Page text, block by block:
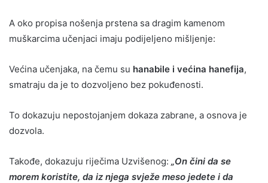
A oko propisa nošenja prstena sa dragim kamenom
muškarcima učenjaci imaju podijeljeno mišljenje:
Većina učenjaka, na čemu su hanabile i većina hanefija,
smatraju da je to dozvoljeno bez pokuđenosti.
To dokazuju nepostojanjem dokaza zabrane, a osnova je
dozvola.
Takođe, dokazuju riječima Uzvišenog: „On čini da se
morem koristite, da iz njega svježe meso jedete i da